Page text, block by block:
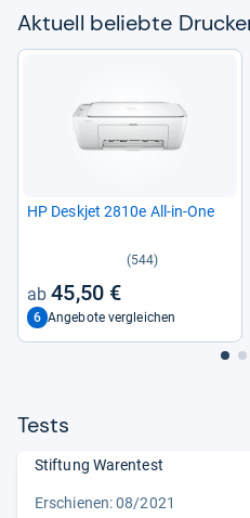
Aktu­ell beliebte
HP Deskjet 2810e All-​in-​One
(544)
45,50 €
6 Angebote vergleichen
Tests
Stiftung Warentest
Erschienen: 08/2021